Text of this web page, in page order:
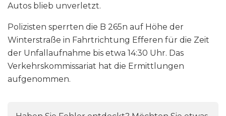
Autos blieb unverletzt.
Polizisten sperrten die B 265n auf Höhe der
Winterstraße in Fahrtrichtung Efferen für die Zeit
der Unfallaufnahme bis etwa 14:30 Uhr. Das
Verkehrskommissariat hat die Ermittlungen
aufgenommen.